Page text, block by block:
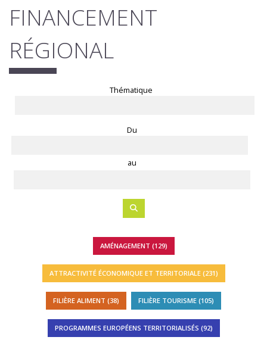
FINANCEMENT
RÉGIONAL
Thématique
Du
au
AMÉNAGEMENT (129)
ATTRACTIVITÉ ÉCONOMIQUE ET TERRITORIALE (231)
FILIÈRE ALIMENT (38) FILIÈRE TOURISME (105)
PROGRAMMES EUROPÉENS TERRITORIALISÉS (92)